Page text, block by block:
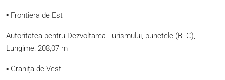
▪ Frontiera de Est
Autoritatea pentru Dezvoltarea Turismului, punctele (B -C),
Lungime: 208,07 m
▪ Granița de Vest